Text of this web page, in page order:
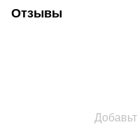
Отзывы